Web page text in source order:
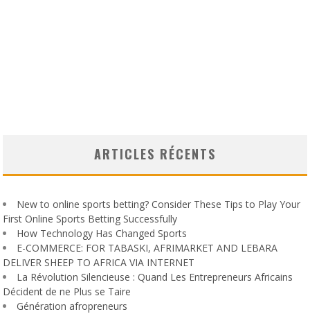
ARTICLES RÉCENTS
New to online sports betting? Consider These Tips to Play Your
First Online Sports Betting Successfully
How Technology Has Changed Sports
E-COMMERCE: FOR TABASKI, AFRIMARKET AND LEBARA
DELIVER SHEEP TO AFRICA VIA INTERNET
La Révolution Silencieuse : Quand Les Entrepreneurs Africains
Décident de ne Plus se Taire
Génération afropreneurs